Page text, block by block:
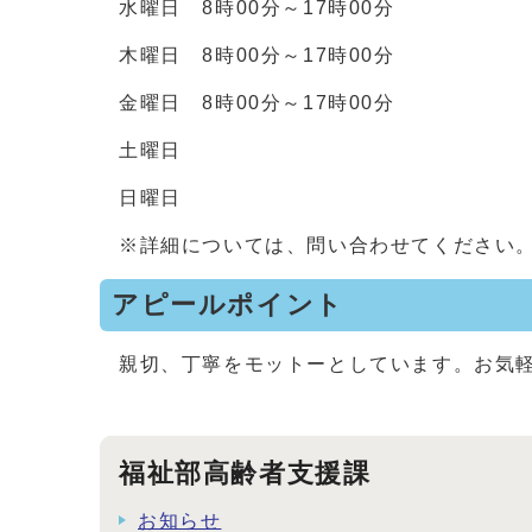
水曜日 8時00分～17時00分
木曜日 8時00分～17時00分
金曜日 8時00分～17時00分
土曜日
日曜日
※詳細については、問い合わせてください。
アピールポイント
親切、丁寧をモットーとしています。お気
福祉部高齢者支援課
お知らせ